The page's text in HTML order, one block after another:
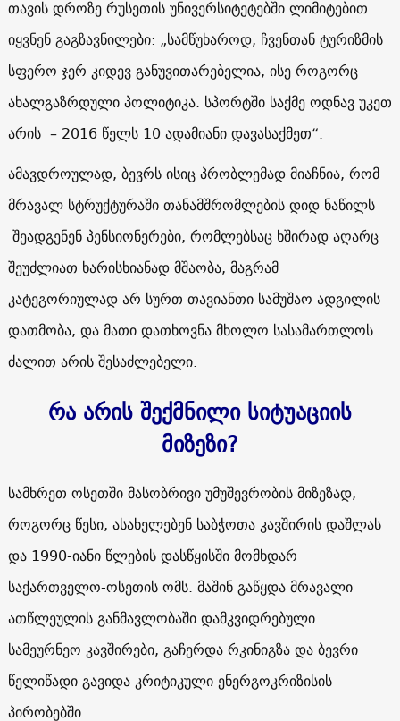
თავის დროზე რუსეთის უნივერსიტეტებში ლიმიტებით
იყვნენ გაგზავნილები: „სამწუხაროდ, ჩვენთან ტურიზმის
სფერო ჯერ კიდევ განუვითარებელია, ისე როგორც
ახალგაზრდული პოლიტიკა. სპორტში საქმე ოდნავ უკეთ
არის – 2016 წელს 10 ადამიანი დავასაქმეთ“.
ამავდროულად, ბევრს ისიც პრობლემად მიაჩნია, რომ
მრავალ სტრუქტურაში თანამშრომლების დიდ ნაწილს
შეადგენენ პენსიონერები, რომლებსაც ხშირად აღარც
შეუძლიათ ხარისხიანად მშაობა, მაგრამ
კატეგორიულად არ სურთ თავიანთი სამუშაო ადგილის
დათმობა, და მათი დათხოვნა მხოლო სასამართლოს
ძალით არის შესაძლებელი.
რა არის შექმნილი სიტუაციის
მიზეზი?
სამხრეთ ოსეთში მასობრივი უმუშევრობის მიზეზად,
როგორც წესი, ასახელებენ საბჭოთა კავშირის დაშლას
და 1990-იანი წლების დასწყისში მომხდარ
საქართველო-ოსეთის ომს. მაშინ გაწყდა მრავალი
ათწლეულის განმავლობაში დამკვიდრებული
სამეურნეო კავშირები, გაჩერდა რკინიგზა და ბევრი
წელიწადი გავიდა კრიტიკული ენერგოკრიზისის
პირობებში.